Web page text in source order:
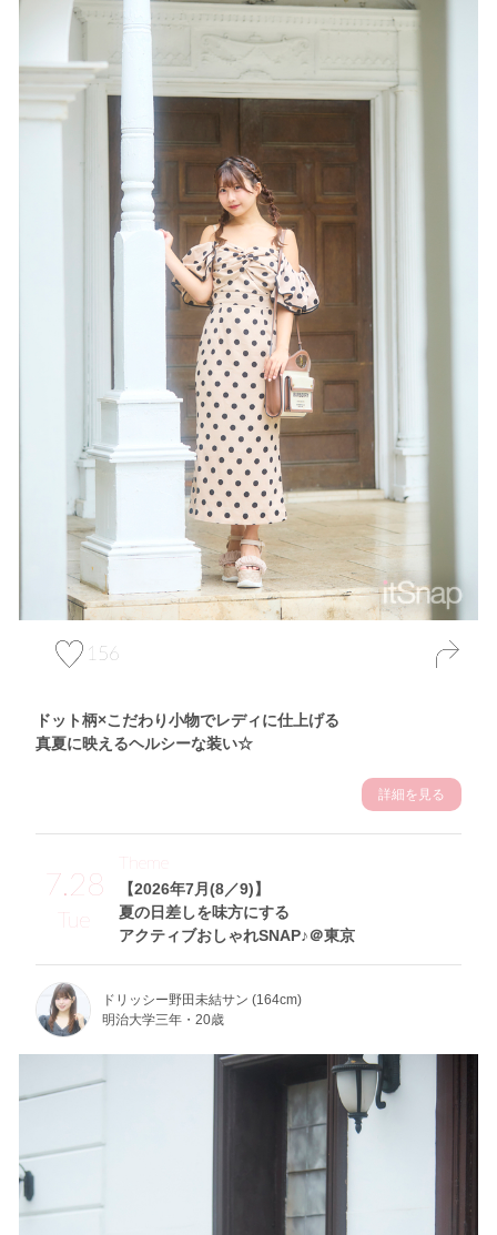
156
ドット柄×こだわり小物でレディに仕上げる
真夏に映えるヘルシーな装い☆
詳細を見る
7.28
Tue
【2026年7月(8／9)】
夏の日差しを味方にする
アクティブおしゃれSNAP♪＠東京
Theme
ドリッシー野田未結サン (164cm)
明治大学三年・20歳